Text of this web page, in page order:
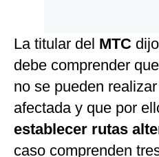
La titular del MTC
debe comprender
no se pueden
afectada y que por
establecer rutas
caso comprenden